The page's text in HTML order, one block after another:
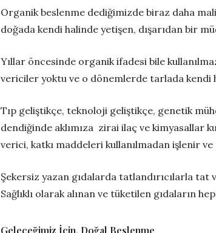
Organik beslenme dediğimizde biraz daha
doğada kendi halinde yetişen, dışarıdan bir
Yıllar öncesinde organik ifadesi bile
vericiler yoktu ve o dönemlerde tarlada kendi
Tıp geliştikçe, teknoloji geliştikçe, genetik
dendiğinde aklımıza zirai ilaç ve kimyasallar
verici, katkı maddeleri kullanılmadan işlenir
Şekersiz yazan gıdalarda tatlandırıcılarla tat
Sağlıklı olarak alınan ve tüketilen gıdaların